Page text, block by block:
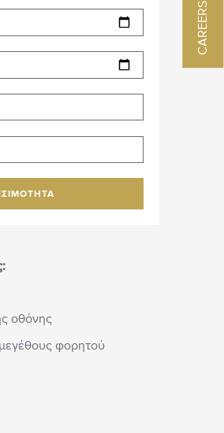
οθόνης
φορητού
CAREERS